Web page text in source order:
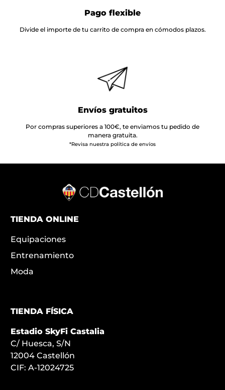
Pago flexible
Divide el importe de tu carrito de compra en cómodos plazos.
Envíos gratuitos
Por compras superiores a 100€, te enviamos tu pedido de
manera gratuita.
*Revisa nuestra política de envíos
TIENDA ONLINE
Equipaciones
Entrenamiento
Moda
TIENDA FÍSICA
Estadio SkyFi Castalia
C/ Huesca, S/N
12004 Castellón
CIF: A-12024725